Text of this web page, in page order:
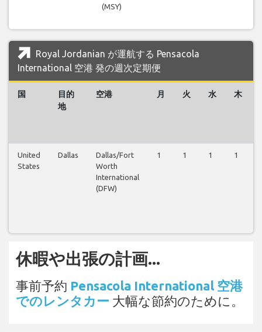
(MSY)
Royal Jordanian が運航する Pensacola
International 空港 発の週次定期便
国
目的
地
空港 月 火 水 木
United
States
Dallas
Dallas/Fort
Worth
International
(DFW)
1 1 1 1
休暇や出張の計画...
事前予約 Pensacola International 空港
でのレンタカー 大幅な節約のために。